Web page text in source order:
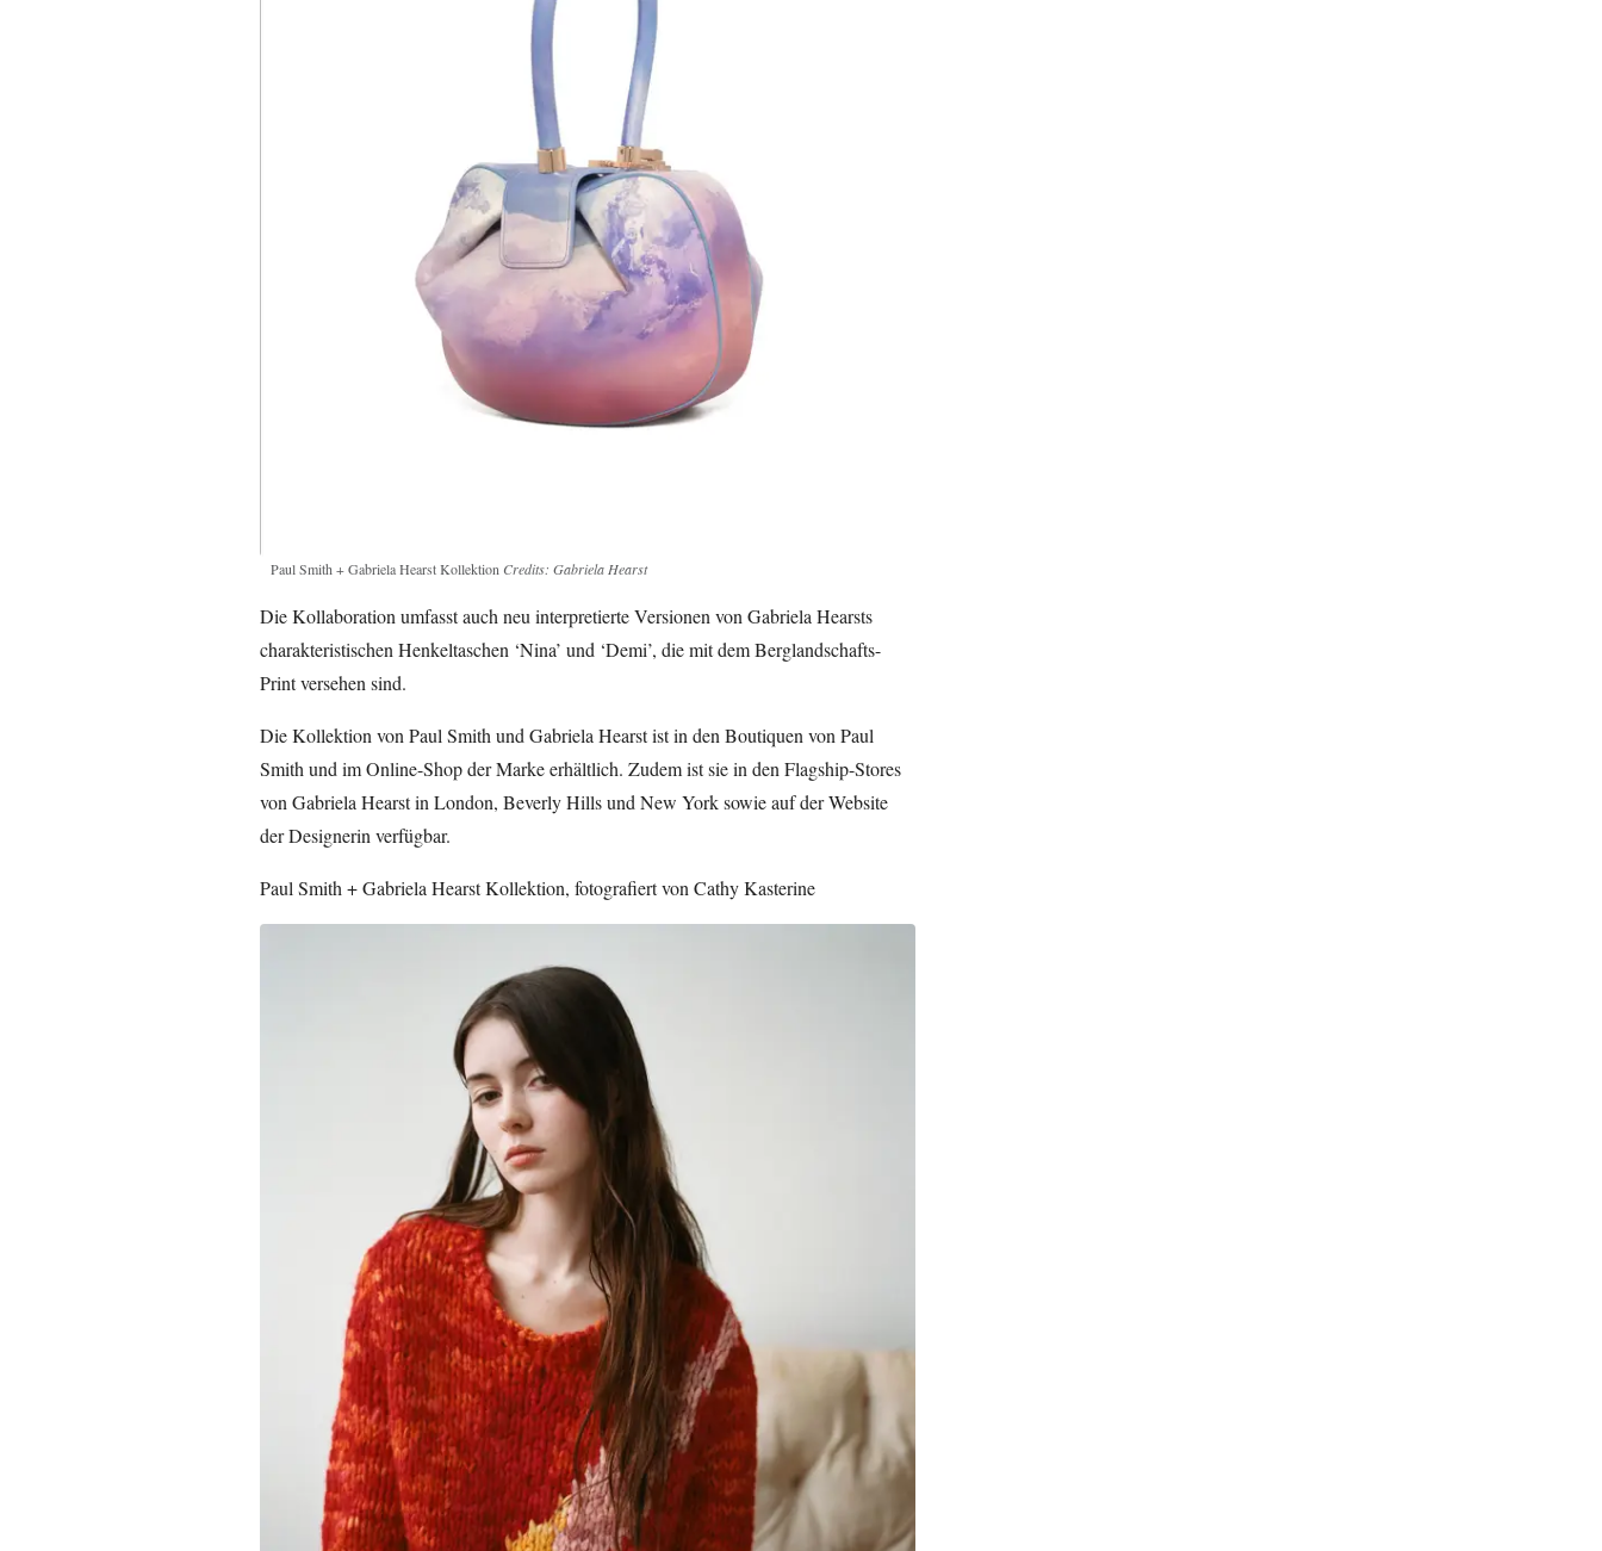
Paul Smith + Gabriela Hearst Kollektion Credits: Gabriela Hearst
Die Kollaboration umfasst auch neu interpretierte Versionen von Gabriela Hearsts
charakteristischen Henkeltaschen ‘Nina’ und ‘Demi’, die mit dem Berglandschafts-
Print versehen sind.
Die Kollektion von Paul Smith und Gabriela Hearst ist in den Boutiquen von Paul
Smith und im Online-Shop der Marke erhältlich. Zudem ist sie in den Flagship-Stores
von Gabriela Hearst in London, Beverly Hills und New York sowie auf der Website
der Designerin verfügbar.
Paul Smith + Gabriela Hearst Kollektion, fotografiert von Cathy Kasterine